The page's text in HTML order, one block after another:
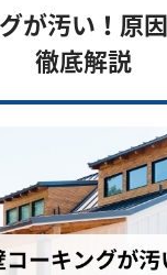
が汚い！原
徹底解説